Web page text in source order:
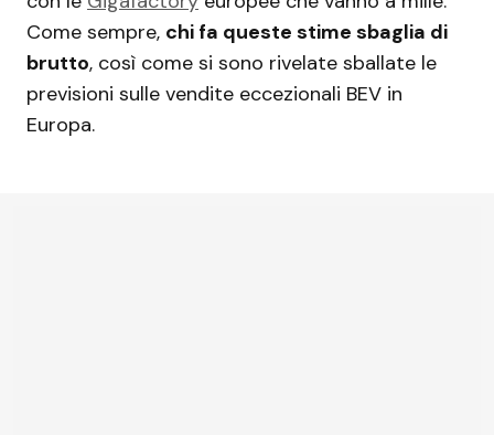
Come sempre, chi fa queste stime sbaglia di
brutto, così come si sono rivelate sballate le
previsioni sulle vendite eccezionali BEV in
Europa.